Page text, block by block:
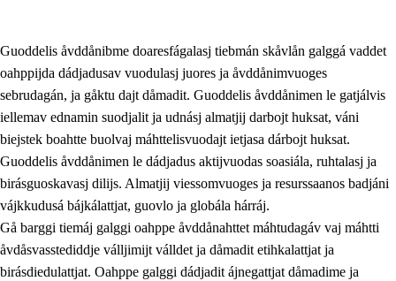
2. Prinsihpa oahppama, åvddånahttema ja ávddama hárráj
2.1 Sosiála oahppam ja åvddånibme
Guoddelis åvddånibme doaresfágalasj tiebmán skåvlån galggá vaddet
oahppijda dádjadusav vuodulasj juores ja åvddånimvuoges
sebrudagán, ja gåktu dajt dåmadit. Guoddelis åvddånimen le gatjálvis
iellemav ednamin suodjalit ja udnásj almatjij darbojt huksat, váni
biejstek boahtte buolvaj máhttelisvuodajt ietjasa dárbojt huksat.
Guoddelis åvddånimen le dádjadus aktijvuodas soasiála, ruhtalasj ja
birásguoskavasj dilijs. Almatjij viessomvuoges ja resurssaanos badjáni
vájkkudusá bájkálattjat, guovlo ja globála hárráj.
Gå barggi tiemáj galggi oahppe åvddånahttet máhtudagáv vaj máhtti
åvdåsvasstediddje válljimijt válldet ja dåmadit etihkalattjat ja
birásdiedulattjat. Oahppe galggi dádjadit ájnegattjat dåmadime ja